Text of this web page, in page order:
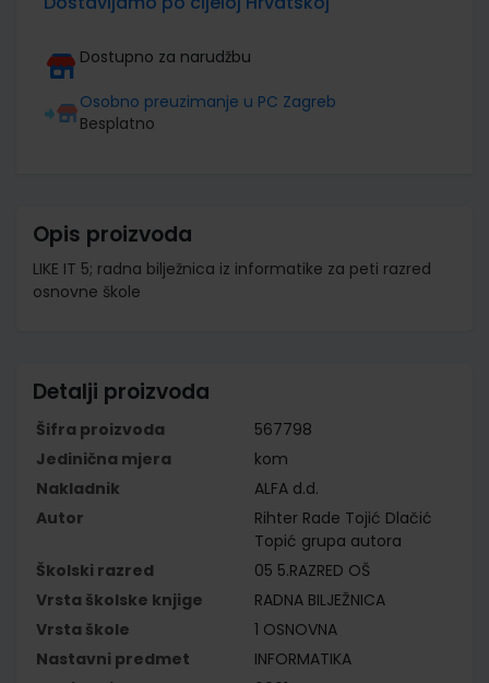
Dostupno za narudžbu
Osobno preuzimanje u PC Zagreb
Besplatno
Opis proizvoda
LIKE IT 5; radna bilježnica iz informatike za peti razred
osnovne škole
Detalji proizvoda
Šifra proizvoda
567798
Jedinična mjera
kom
Nakladnik
ALFA d.d.
Autor
Rihter Rade Tojić Dlačić
Topić grupa autora
Školski razred
05 5.RAZRED OŠ
Vrsta školske knjige
RADNA BILJEŽNICA
Vrsta škole
1 OSNOVNA
Nastavni predmet
INFORMATIKA